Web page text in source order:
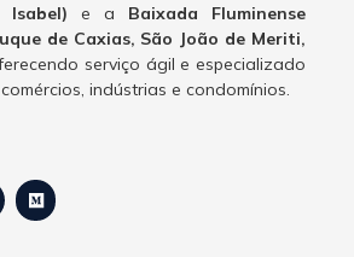
Isabel) e a Baixada Fluminense
de Caxias, São João de Meriti,
serviço ágil e especializado
indústrias e condomínios.